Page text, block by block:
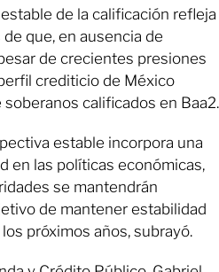
de la calificación refleja
que, en ausencia de
de crecientes presiones
crediticio de México
calificados en Baa2.
estable incorpora una
en las políticas económicas,
se mantendrán
de mantener estabilidad
próximos años, subrayó.